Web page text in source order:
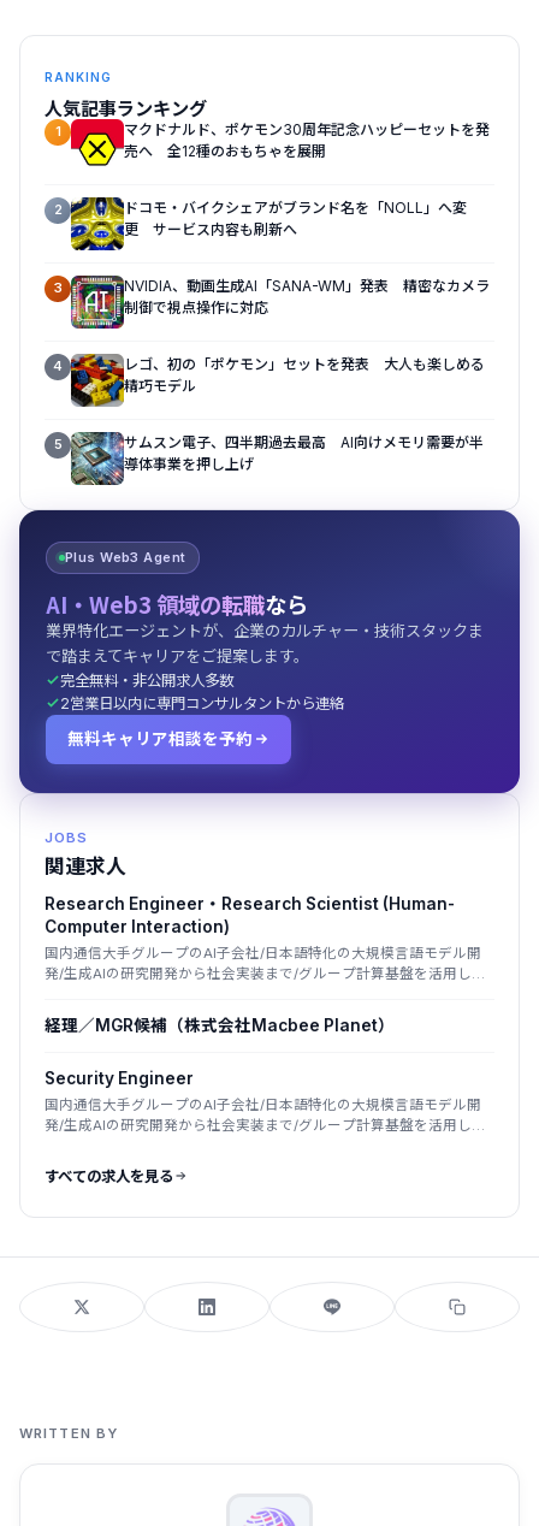
RANKING
人気記事ランキング
1
マクドナルド、ポケモン30周年記念ハッピーセットを発
売へ 全12種のおもちゃを展開
2
ドコモ・バイクシェアがブランド名を「NOLL」へ変
更 サービス内容も刷新へ
3
NVIDIA、動画生成AI「SANA-WM」発表 精密なカメラ
制御で視点操作に対応
4
レゴ、初の「ポケモン」セットを発表 大人も楽しめる
精巧モデル
5
サムスン電子、四半期過去最高 AI向けメモリ需要が半
導体事業を押し上げ
Plus Web3 Agent
AI・Web3 領域の転職なら
業界特化エージェントが、企業のカルチャー・技術スタックま
で踏まえてキャリアをご提案します。
完全無料・非公開求人多数
2営業日以内に専門コンサルタントから連絡
無料キャリア相談を予約
JOBS
関連求人
Research Engineer・Research Scientist (Human-
Computer Interaction)
国内通信大手グループのAI子会社/日本語特化の大規模言語モデル開
発/生成AIの研究開発から社会実装まで/グループ計算基盤を活用した
経理／MGR候補（株式会社Macbee Planet）
Security Engineer
国内通信大手グループのAI子会社/日本語特化の大規模言語モデル開
発/生成AIの研究開発から社会実装まで/グループ計算基盤を活用した
すべての求人を見る
WRITTEN BY